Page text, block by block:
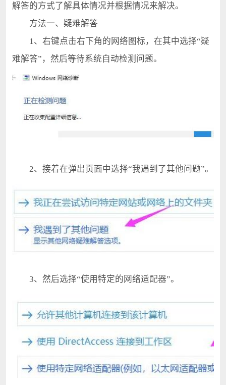
解答的方式了解具体情况并根据情况来解决。
方法一、疑难解答
1、右键点击右下角的网络图标，在其中选择“疑
难解答”，然后等待系统自动检测问题。
2、接着在弹出页面中选择“我遇到了其他问题”。
3、然后选择“使用特定的网络适配器”。